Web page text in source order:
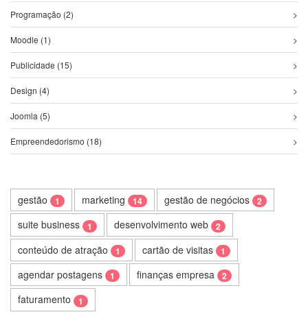
Programação (2)
Moodle (1)
Publicidade (15)
Design (4)
Joomla (5)
Empreendedorismo (18)
gestão 1 marketing 14 gestão de negócios 2
suite business 1 desenvolvimento web 2
conteúdo de atração 1 cartão de visitas 1
agendar postagens 1 finanças empresa 2
faturamento 1